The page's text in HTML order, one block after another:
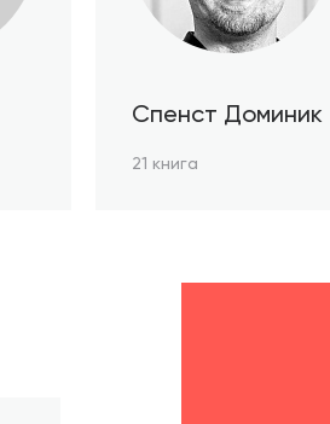
Спенст Доминик
21 книга